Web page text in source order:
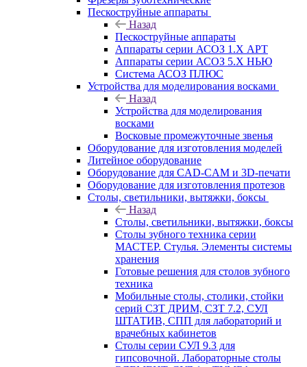
Пескоструйные аппараты
Назад
Пескоструйные аппараты
Аппараты серии АСОЗ 1.Х АРТ
Аппараты серии АСОЗ 5.Х НЬЮ
Система АСОЗ ПЛЮС
Устройства для моделирования восками
Назад
Устройства для моделирования
восками
Восковые промежуточные звенья
Оборудование для изготовления моделей
Литейное оборудование
Оборудование для CAD-CAM и 3D-печати
Оборудование для изготовления протезов
Cтолы, светильники, вытяжки, боксы
Назад
Cтолы, светильники, вытяжки, боксы
Столы зубного техника серии
МАСТЕР. Стулья. Элементы системы
хранения
Готовые решения для столов зубного
техника
Мобильные столы, столики, стойки
серий СЗТ ДРИМ, СЗТ 7.2, СУЛ
ШТАТИВ, СПП для лабораторий и
врачебных кабинетов
Столы серии СУЛ 9.3 для
гипсовочной. Лабораторные столы